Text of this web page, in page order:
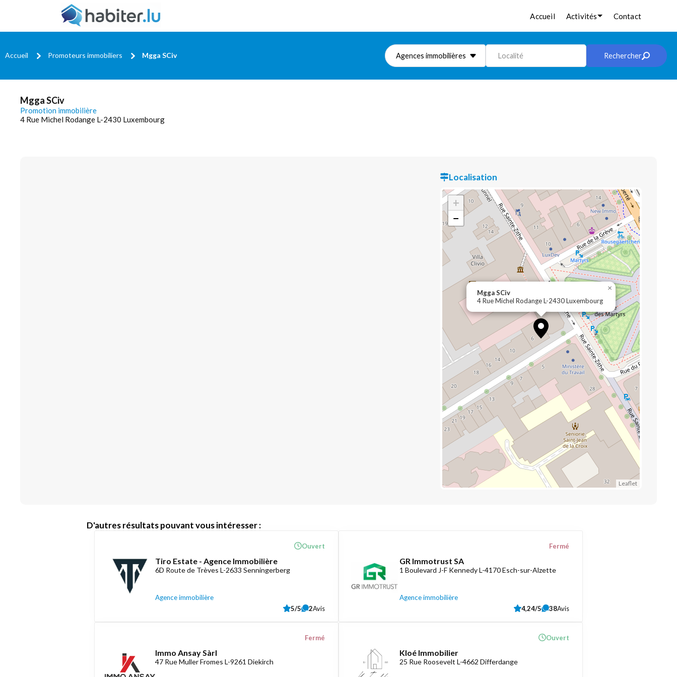
Accueil Activités Contact
Accueil Promoteurs immobiliers Mgga SCiv Agences immobilières Localité Rechercher
Mgga SCiv
Promotion immobilière
4 Rue Michel Rodange L-2430 Luxembourg
Localisation
Mgga SCiv
4 Rue Michel Rodange L-2430 Luxembourg
×
+
−
Leaflet
D'autres résultats pouvant vous intéresser :
Tiro Estate - Agence Immobilière
6D Route de Trèves L-2633 Senningerberg
Agence immobilière
Ouvert
5/5 2Avis
GR Immotrust SA
1 Boulevard J-F Kennedy L-4170 Esch-sur-Alzette
Agence immobilière
Fermé
4,24/5 38Avis
Immo Ansay Sàrl
47 Rue Muller Fromes L-9261 Diekirch
Fermé
Kloé Immobilier
25 Rue Roosevelt L-4662 Differdange
Ouvert